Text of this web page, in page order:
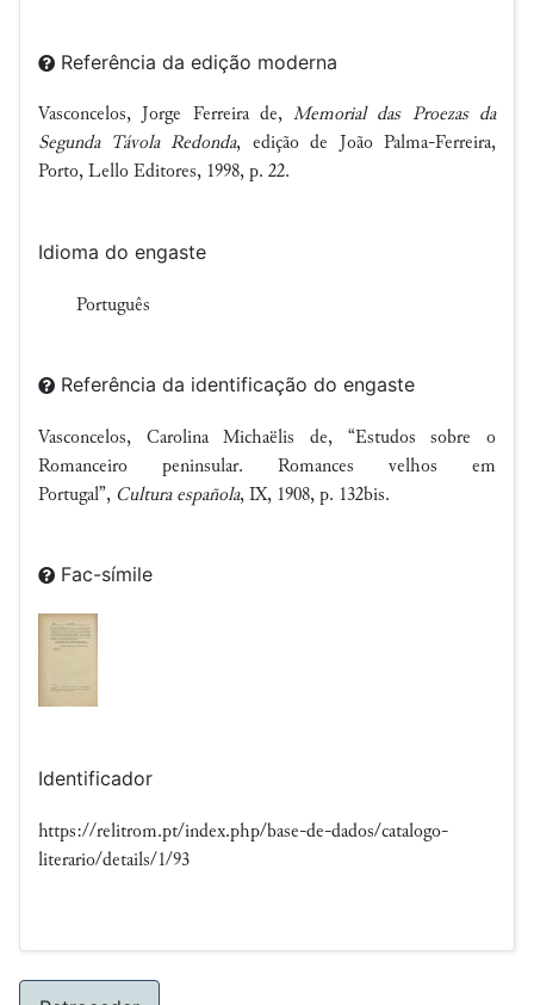
Referência da edição moderna
Vasconcelos, Jorge Ferreira de, Memorial das Proezas da
Segunda Távola Redonda, edição de João Palma-Ferreira,
Porto, Lello Editores, 1998, p. 22.
Idioma do engaste
Português
Referência da identificação do engaste
Vasconcelos, Carolina Michaëlis de, “Estudos sobre o
Romanceiro peninsular. Romances velhos em
Portugal”, Cultura española, IX, 1908, p. 132bis.
Fac-símile
Identificador
https://relitrom.pt/index.php/base-de-dados/catalogo-
literario/details/1/93